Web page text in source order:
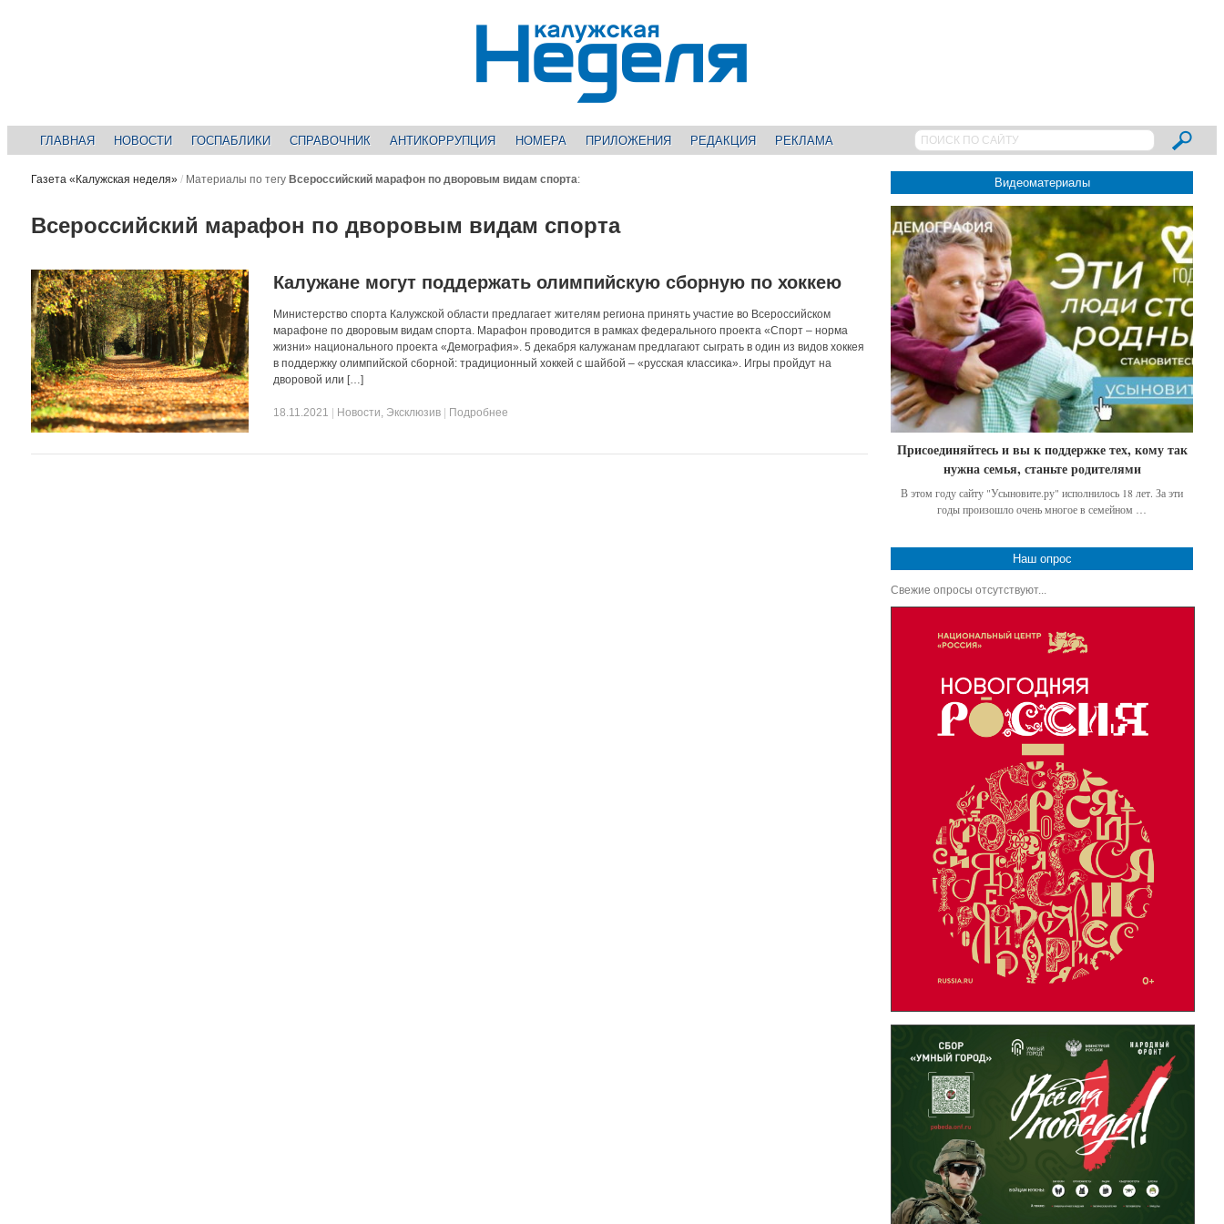
ГЛАВНАЯ НОВОСТИ ГОСПАБЛИКИ СПРАВОЧНИК АНТИКОРРУПЦИЯ НОМЕРА ПРИЛОЖЕНИЯ РЕДАКЦИЯ РЕКЛАМА
Газета «Калужская неделя» / Материалы по тегу Всероссийский марафон по дворовым видам спорта:
Всероссийский марафон по дворовым видам спорта
Калужане могут поддержать олимпийскую сборную по хоккею
Министерство спорта Калужской области предлагает жителям региона принять участие во Всероссийском
марафоне по дворовым видам спорта. Марафон проводится в рамках федерального проекта «Спорт – норма
жизни» национального проекта «Демография». 5 декабря калужанам предлагают сыграть в один из видов хоккея
в поддержку олимпийской сборной: ⁣традиционный хоккей с шайбой – «русская классика». Игры пройдут на
дворовой или […]
18.11.2021 Новости, Эксклюзив Подробнее
Видеоматериалы
Присоединяйтесь и вы к поддержке тех, кому так
нужна семья, станьте родителями
В этом году сайту "Усыновите.ру" исполнилось 18 лет. За эти
годы произошло очень многое в семейном …
Наш опрос
Свежие опросы отсутствуют...